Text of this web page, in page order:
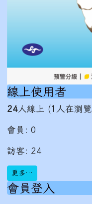
線上使用者
24 人線上 (1 人在瀏覽
會員: 0
訪客: 24
更多…
會員登入